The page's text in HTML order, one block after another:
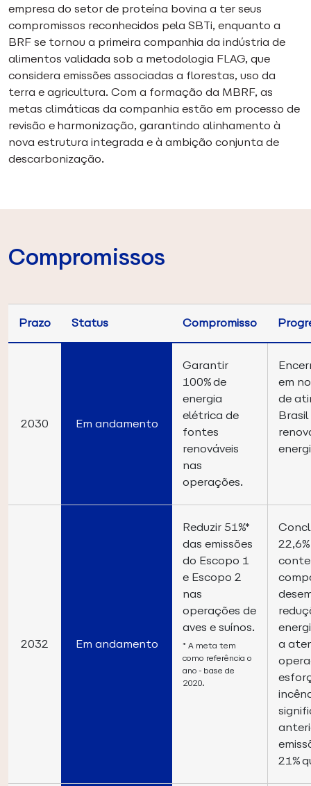
empresa do setor de proteína bovina a ter seus
compromissos reconhecidos pela SBTi, enquanto a
BRF se tornou a primeira companhia da indústria de
alimentos validada sob a metodologia FLAG, que
considera emissões associadas a florestas, uso da
terra e agricultura. Com a formação da MBRF, as
metas climáticas da companhia estão em processo de
revisão e harmonização, garantindo alinhamento à
nova estrutura integrada e à ambição conjunta de
descarbonização.
Compromissos
Prazo Status Compromisso
2030 Em andamento
Garantir
100% de
energia
elétrica de
fontes
renováveis
nas
operações.
em
de
2032 Em andamento
Reduzir 51%*
das emissões
do Escopo 1
e Escopo 2
nas
operações de
aves e suínos.
* A meta tem
como referência o
ano-base de
2020.
a
21%